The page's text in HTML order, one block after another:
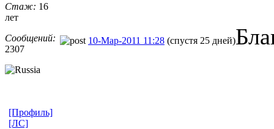
Стаж: 16
лет
Сообщений:
2307
10-Мар-2011 11:28 (спустя 25 дней)
[Профиль]
[ЛС]